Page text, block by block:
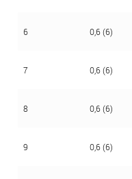
6 0,6 (6)
7 0,6 (6)
8 0,6 (6)
9 0,6 (6)